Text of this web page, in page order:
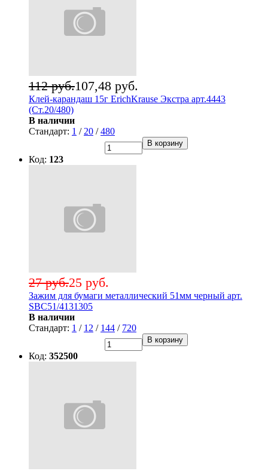
107,48 руб.
112 руб.
Клей-карандаш 15г ErichKrause Экстра арт.4443
(Ст.20/480)
В наличии
Стандарт: 1 / 20 /480
В корзину
Код: 123
25 руб.
27 руб.
Зажим для бумаги металлический 51мм черный арт.
SBC51/4131305
В наличии
Стандарт: 1 / 12 / 144 / 720
В корзину
Код: 352500